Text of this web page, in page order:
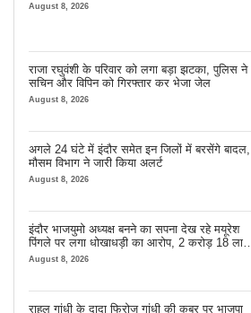
August 8, 2026
राजा रघुवंशी के परिवार को लगा बड़ा झटका, पुलिस ने
सचिन और विपिन को गिरफ्तार कर भेजा जेल
August 8, 2026
अगले 24 घंटे में इंदौर समेत इन जिलों में बरसेंगे बादल,
मौसम विभाग ने जारी किया अलर्ट
August 8, 2026
इंदौर भाजयुमो अध्यक्ष बनने का सपना देख रहे मयूरेश
पिंगले पर लगा धोखाधड़ी का आरोप, 2 करोड़ 18 लाख
लेने के बाद भी नहीं दिया जमीन का कब्जा
August 8, 2026
राहुल गांधी के दादा फिरोज गांधी की कब्र पर भाजपा